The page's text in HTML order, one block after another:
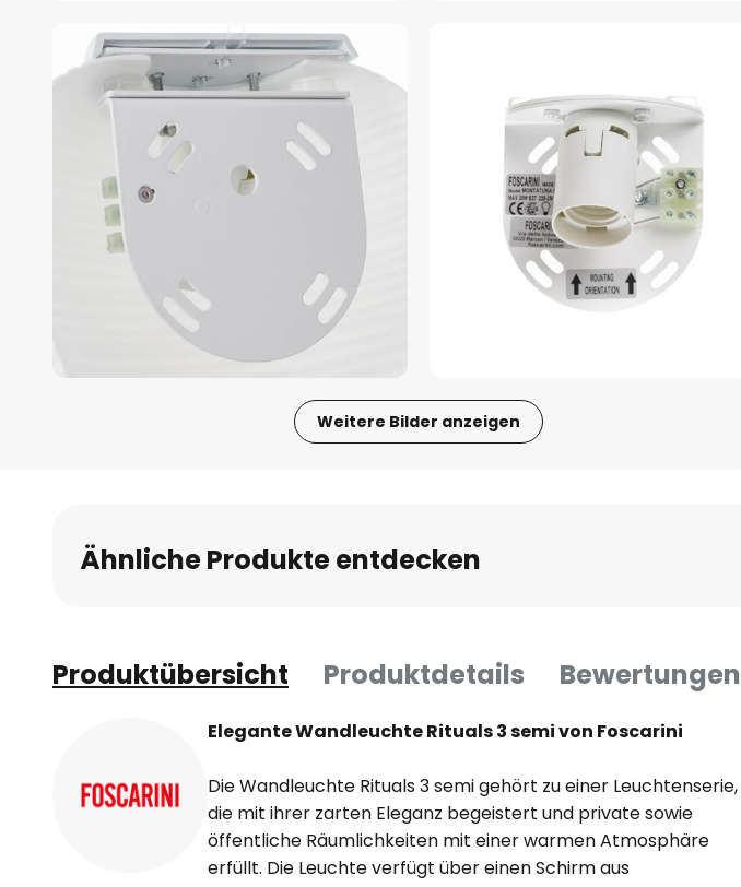
Weitere Bilder anzeigen
Bildgalerie
springen
Ähnliche Produkte entdecken
Produktübersicht Produktdetails Bewertungen
Elegante Wandleuchte Rituals 3 semi von Foscarini
Die Wandleuchte Rituals 3 semi gehört zu einer Leuchtenserie,
die mit ihrer zarten Eleganz begeistert und private sowie
öffentliche Räumlichkeiten mit einer warmen Atmosphäre
erfüllt. Die Leuchte verfügt über einen Schirm aus